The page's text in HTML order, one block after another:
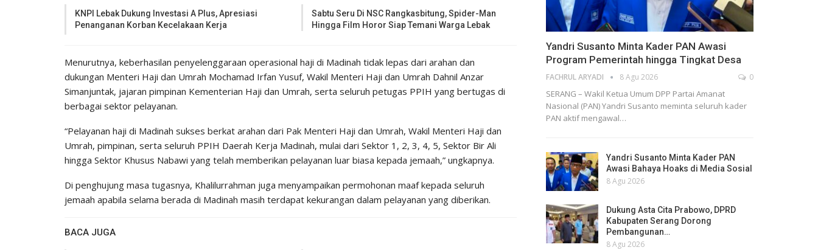
KNPI Lebak Dukung Investasi A Plus, Apresiasi
Penanganan Korban Kecelakaan Kerja
Sabtu Seru Di NSC Rangkasbitung, Spider-Man
Hingga Film Horor Siap Temani Warga Lebak
Menurutnya, keberhasilan penyelenggaraan operasional haji di Madinah tidak lepas dari arahan dan
dukungan Menteri Haji dan Umrah Mochamad Irfan Yusuf, Wakil Menteri Haji dan Umrah Dahnil Anzar
Simanjuntak, jajaran pimpinan Kementerian Haji dan Umrah, serta seluruh petugas PPIH yang bertugas di
berbagai sektor pelayanan.
“Pelayanan haji di Madinah sukses berkat arahan dari Pak Menteri Haji dan Umrah, Wakil Menteri Haji dan
Umrah, pimpinan, serta seluruh PPIH Daerah Kerja Madinah, mulai dari Sektor 1, 2, 3, 4, 5, Sektor Bir Ali
hingga Sektor Khusus Nabawi yang telah memberikan pelayanan luar biasa kepada jemaah,” ungkapnya.
Di penghujung masa tugasnya, Khalilurrahman juga menyampaikan permohonan maaf kepada seluruh
jemaah apabila selama berada di Madinah masih terdapat kekurangan dalam pelayanan yang diberikan.
BACA JUGA
Yandri Susanto Minta Kader PAN Awasi
Program Pemerintah hingga Tingkat Desa
FACHRUL ARYADI 8 Agu 2026 0
SERANG – Wakil Ketua Umum DPP Partai Amanat
Nasional (PAN) Yandri Susanto meminta seluruh kader
PAN aktif mengawal…
Yandri Susanto Minta Kader PAN
Awasi Bahaya Hoaks di Media Sosial
8 Agu 2026
Dukung Asta Cita Prabowo, DPRD
Kabupaten Serang Dorong
Pembangunan…
8 Agu 2026